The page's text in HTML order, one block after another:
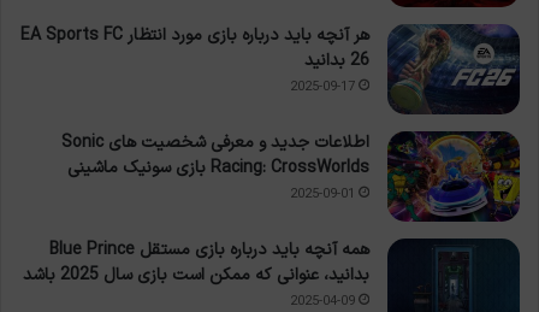
هر آنچه باید درباره بازی مورد انتظار EA Sports FC
26 بدانید
2025-09-17
اطلاعات جدید و معرفی شخصیت های Sonic
Racing: CrossWorlds بازی سونیک ماشینی
2025-09-01
همه آنچه باید درباره بازی مستقل Blue Prince
بدانید، عنوانی که ممکن است بازی سال 2025 باشد
2025-04-09